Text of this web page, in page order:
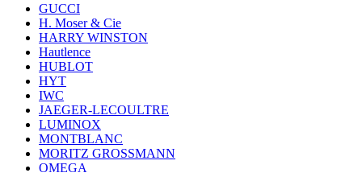
GUCCI
H. Moser & Cie
HARRY WINSTON
Hautlence
HUBLOT
HYT
IWC
JAEGER-LECOULTRE
LUMINOX
MONTBLANC
MORITZ GROSSMANN
OMEGA